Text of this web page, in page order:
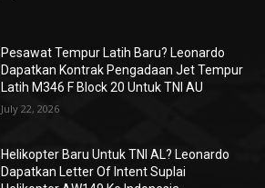
Pesawat Tempur Latih Baru? Leonardo
Dapatkan Kontrak Pengadaan Jet Tempur
Latih M346 F Block 20 Untuk TNI AU
July 22, 2026
Helikopter Baru Untuk TNI AL? Leonardo
Dapatkan Letter Of Intent Suplai